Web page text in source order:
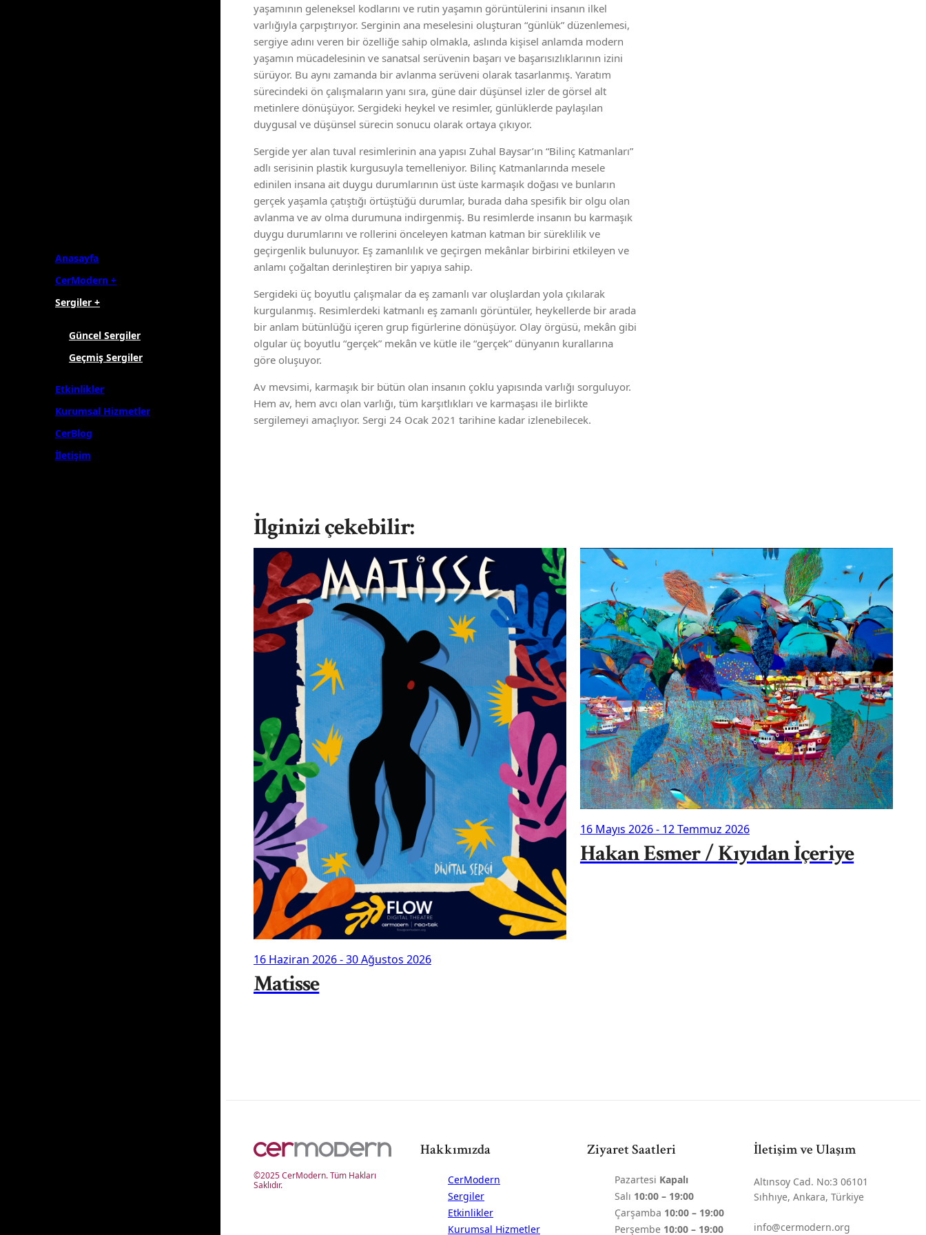
Anasayfa
CerModern +
Sergiler +
Güncel Sergiler
Geçmiş Sergiler
Etkinlikler
Kurumsal Hizmetler
CerBlog
İletişim
yaşamının geleneksel kodlarını ve rutin yaşamın görüntülerini insanın ilkel
varlığıyla çarpıştırıyor. Serginin ana meselesini oluşturan “günlük” düzenlemesi,
sergiye adını veren bir özelliğe sahip olmakla, aslında kişisel anlamda modern
yaşamın mücadelesinin ve sanatsal serüvenin başarı ve başarısızlıklarının izini
sürüyor. Bu aynı zamanda bir avlanma serüveni olarak tasarlanmış. Yaratım
sürecindeki ön çalışmaların yanı sıra, güne dair düşünsel izler de görsel alt
metinlere dönüşüyor. Sergideki heykel ve resimler, günlüklerde paylaşılan
duygusal ve düşünsel sürecin sonucu olarak ortaya çıkıyor.
Sergide yer alan tuval resimlerinin ana yapısı Zuhal Baysar’ın “Bilinç Katmanları”
adlı serisinin plastik kurgusuyla temelleniyor. Bilinç Katmanlarında mesele
edinilen insana ait duygu durumlarının üst üste karmaşık doğası ve bunların
gerçek yaşamla çatıştığı örtüştüğü durumlar, burada daha spesifik bir olgu olan
avlanma ve av olma durumuna indirgenmiş. Bu resimlerde insanın bu karmaşık
duygu durumlarını ve rollerini önceleyen katman katman bir süreklilik ve
geçirgenlik bulunuyor. Eş zamanlılık ve geçirgen mekânlar birbirini etkileyen ve
anlamı çoğaltan derinleştiren bir yapıya sahip.
Sergideki üç boyutlu çalışmalar da eş zamanlı var oluşlardan yola çıkılarak
kurgulanmış. Resimlerdeki katmanlı eş zamanlı görüntüler, heykellerde bir arada
bir anlam bütünlüğü içeren grup figürlerine dönüşüyor. Olay örgüsü, mekân gibi
olgular üç boyutlu “gerçek” mekân ve kütle ile “gerçek” dünyanın kurallarına
göre oluşuyor.
Av mevsimi, karmaşık bir bütün olan insanın çoklu yapısında varlığı sorguluyor.
Hem av, hem avcı olan varlığı, tüm karşıtlıkları ve karmaşası ile birlikte
sergilemeyi amaçlıyor. Sergi 24 Ocak 2021 tarihine kadar izlenebilecek.
İlginizi çekebilir:
16 Haziran 2026-30 Ağustos 2026
Matisse
16 Mayıs 2026- 12 Temmuz 2026
Hakan Esmer / Kıyıdan İçeriye
©2025 CerModern. Tüm Hakları
Saklıdır.
Hakkımızda
CerModern
Sergiler
Etkinlikler
Kurumsal Hizmetler
Ziyaret Saatleri
Pazartesi Kapalı
Salı 10:00 – 19:00
Çarşamba 10:00 – 19:00
Perşembe 10:00 – 19:00
İletişim ve Ulaşım
Altınsoy Cad. No:3 06101
Sıhhıye, Ankara, Türkiye
info@cermodern.org